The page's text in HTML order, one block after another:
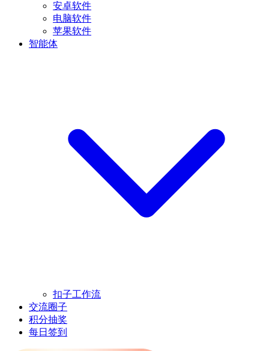
安卓软件
电脑软件
苹果软件
智能体
扣子工作流
交流圈子
积分抽奖
每日签到